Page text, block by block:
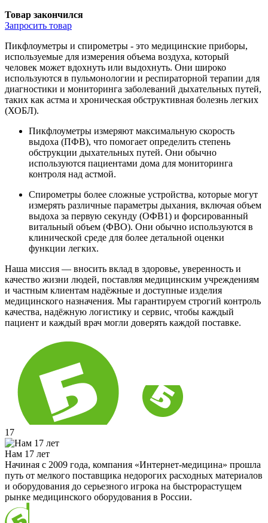
Товар закончился
Запросить товар
Пикфлоуметры и спирометры - это медицинские приборы,
используемые для измерения объема воздуха, который
человек может вдохнуть или выдохнуть. Они широко
используются в пульмонологии и респираторной терапии для
диагностики и мониторинга заболеваний дыхательных путей,
таких как астма и хроническая обструктивная болезнь легких
(ХОБЛ).
Пикфлоуметры измеряют максимальную скорость
выдоха (ПФВ), что помогает определить степень
обструкции дыхательных путей. Они обычно
используются пациентами дома для мониторинга
контроля над астмой.
Спирометры более сложные устройства, которые могут
измерять различные параметры дыхания, включая объем
выдоха за первую секунду (ОФВ1) и форсированный
витальный объем (ФВО). Они обычно используются в
клинической среде для более детальной оценки
функции легких.
Наша миссия — вносить вклад в здоровье, уверенность и
качество жизни людей, поставляя медицинским учреждениям
и частным клиентам надёжные и доступные изделия
медицинского назначения. Мы гарантируем строгий контроль
качества, надёжную логистику и сервис, чтобы каждый
пациент и каждый врач могли доверять каждой поставке.
17
Нам 17 лет
Начиная с 2009 года, компания «Интернет-медицина» прошла
путь от мелкого поставщика недорогих расходных материалов
и оборудования до серьезного игрока на быстрорастущем
рынке медицинского оборудования в России.